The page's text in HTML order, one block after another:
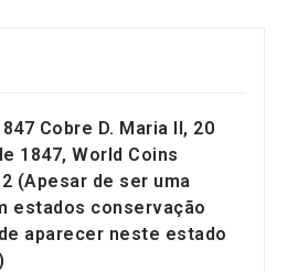
Cobre D. Maria II, 20
1847, World Coins
(Apesar de ser uma
estados conservação
aparecer neste estado